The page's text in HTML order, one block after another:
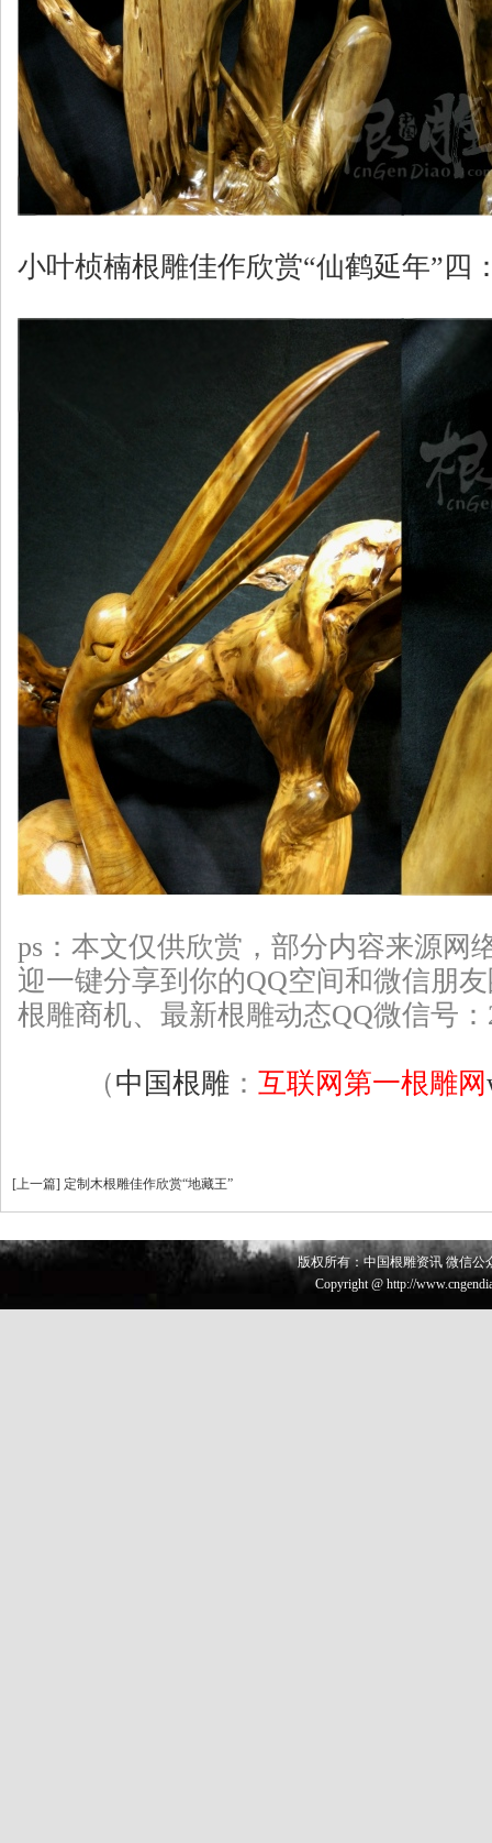
小叶桢楠根雕佳作欣赏“仙鹤延年”四
ps：本文仅供欣赏，部分内容来源网
迎一键分享到你的QQ空间和微信朋
根雕商机、最新根雕动态QQ微信号：
（中国根雕 ： 互联网第一根雕网
[上一篇] 定制木根雕佳作欣赏“地藏王”
版权所有：中国根雕资讯 微信公
Copyright @ http://